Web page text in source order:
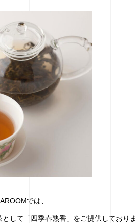
では、
として「四季春熟香」をご提供しており